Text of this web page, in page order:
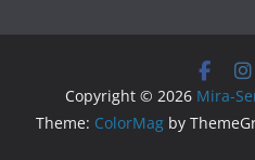
Copyright © 2026 Mira-
Theme: ColorMag by